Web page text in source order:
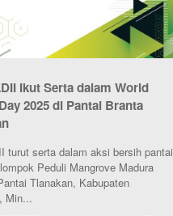
Ikut Serta dalam World
2025 di Pantai Branta
turut serta dalam aksi bersih pantai
Peduli Mangrove Madura
Tlanakan, Kabupaten
Min...